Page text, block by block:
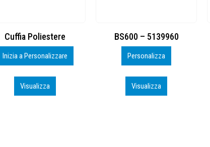
BS600 – 5139960
Personalizza
Visualizza
Toppe ricamate in HD
Personalizza
Visualizza